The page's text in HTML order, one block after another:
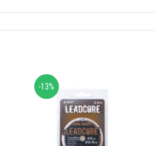
-13%